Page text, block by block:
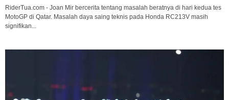
RiderTua.com - Joan Mir bercerita tentang masalah beratnya di hari kedua tes
MotoGP di Qatar. Masalah daya saing teknis pada Honda RC213V masih
signifikan...